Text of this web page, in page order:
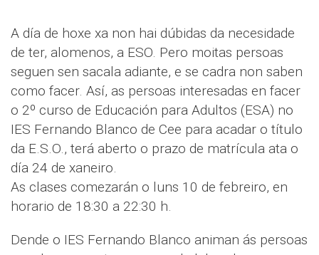
A día de hoxe xa non hai dúbidas da necesidade
de ter, alomenos, a ESO. Pero moitas persoas
seguen sen sacala adiante, e se cadra non saben
como facer. Así, as persoas interesadas en facer
o 2º curso de Educación para Adultos (ESA) no
IES Fernando Blanco de Cee para acadar o título
da E.S.O., terá aberto o prazo de matrícula ata o
día 24 de xaneiro.
As clases comezarán o luns 10 de febreiro, en
horario de 18:30 a 22:30 h.
Dende o IES Fernando Blanco animan ás persoas